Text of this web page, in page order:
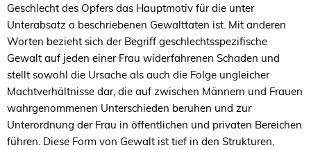
Geschlecht des Opfers das Hauptmotiv für die unter
Unterabsatz a beschriebenen Gewalttaten ist. Mit anderen
Worten bezieht sich der Begriff geschlechtsspezifische
Gewalt auf jeden einer Frau widerfahrenen Schaden und
stellt sowohl die Ursache als auch die Folge ungleicher
Machtverhältnisse dar, die auf zwischen Männern und Frauen
wahrgenommenen Unterschieden beruhen und zur
Unterordnung der Frau in öffentlichen und privaten Bereichen
führen. Diese Form von Gewalt ist tief in den Strukturen,